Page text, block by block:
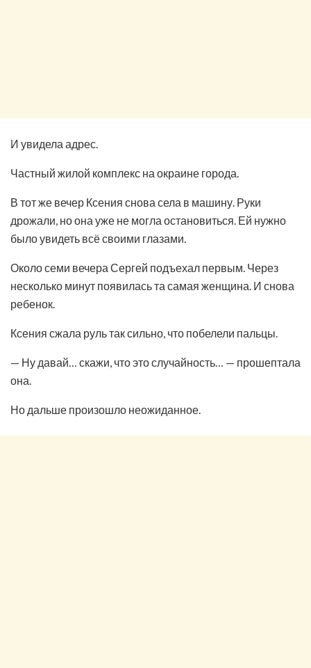
И увидела адрес.
Частный жилой комплекс на окраине города.
В тот же вечер Ксения снова села в машину. Руки
дрожали, но она уже не могла остановиться. Ей нужно
было увидеть всё своими глазами.
Около семи вечера Сергей подъехал первым. Через
несколько минут появилась та самая женщина. И снова
ребенок.
Ксения сжала руль так сильно, что побелели пальцы.
— Ну давай… скажи, что это случайность… — прошептала
она.
Но дальше произошло неожиданное.